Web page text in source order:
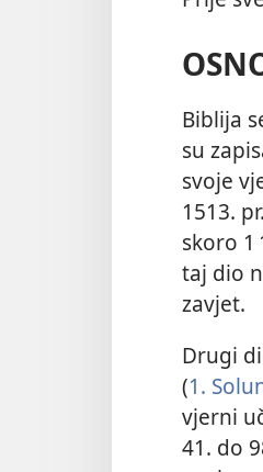
Biblija
su
svoje
1513.
skoro 1
taj dio
zavjet.
Drugi
(1.
vjerni
41. do